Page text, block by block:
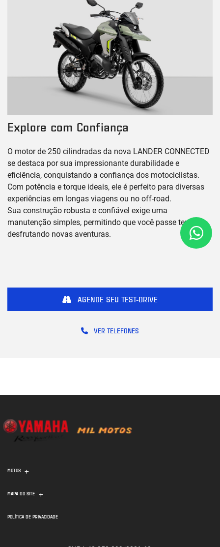
Explore com Confiança
O motor de 250 cilindradas da nova LANDER CONNECTED
se destaca por sua impressionante durabilidade e
eficiência, conquistando a confiança dos motociclistas.
Com potência e torque ideais, ele é perfeito para diversas
experiências em longas viagens ou no off-road.
Sua construção robusta e confiável exige uma
manutenção simples, permitindo que você passe tempo
desfrutando novas aventuras.
VER TELEFONES
AGENDE SEU TEST-DRIVE
MOTOS
MAPA DO SITE
POLÍTICA DE PRIVACIDADE